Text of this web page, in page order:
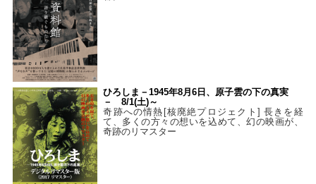
ひろしま－1945年8月6日、原子雲の下の真実
－ 8/1(土)～
奇跡への情熱[核廃絶プロジェクト] 長きを経
て、多くの方々の想いを込めて、幻の映画が、
奇跡のリマスター